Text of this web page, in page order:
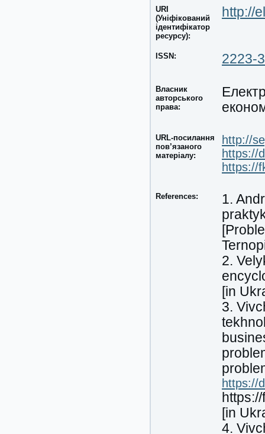
URI
(Уніфікований
ідентифікатор
ресурсу):
http://
ISSN: 2223-
Власник
авторського
права:
URL-посилання
пов’язаного
матеріалу:
http://
https://
https://
References:
1.
2.
[in
3.
https://
[in
4.